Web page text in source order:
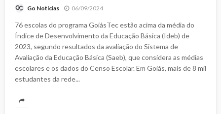
Go Notícias 06/09/2024
76 escolas do programa GoiásTec estão acima da média do
Índice de Desenvolvimento da Educação Básica (Ideb) de
2023, segundo resultados da avaliação do Sistema de
Avaliação da Educação Básica (Saeb), que considera as médias
escolares e os dados do Censo Escolar. Em Goiás, mais de 8 mil
estudantes da rede...